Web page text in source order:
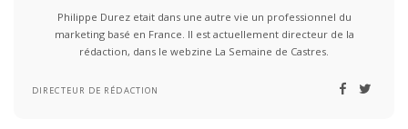
Philippe Durez etait dans une autre vie un professionnel du
marketing basé en France. Il est actuellement directeur de la
rédaction, dans le webzine La Semaine de Castres.
DIRECTEUR DE RÉDACTION